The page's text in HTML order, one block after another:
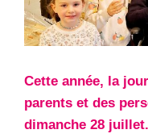
Cette année, la
parents et des
dimanche 28